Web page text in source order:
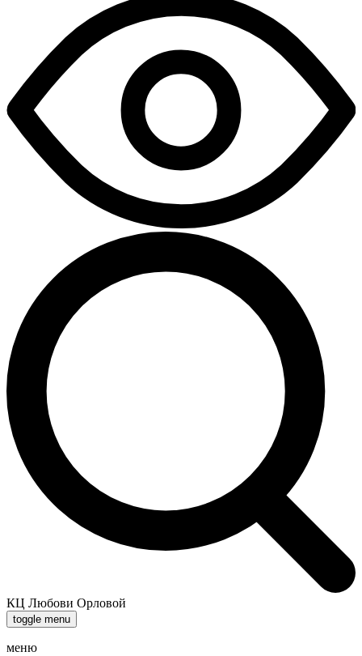
КЦ Любови Орловой
toggle menu
меню